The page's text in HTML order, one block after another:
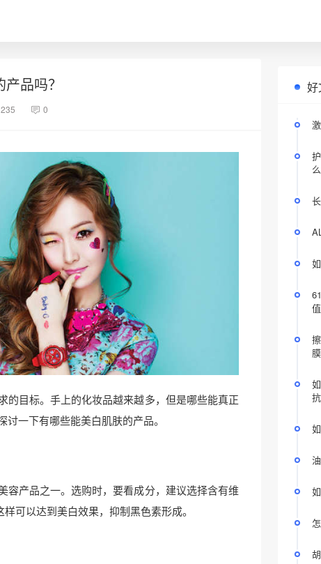
品吗？
235 0
的目标。手上的化妆品越来越多，但是哪些能真正
一下有哪些能美白肌肤的产品。
容产品之一。选购时，要看成分，建议选择含有维
可以达到美白效果，抑制黑色素形成。
好